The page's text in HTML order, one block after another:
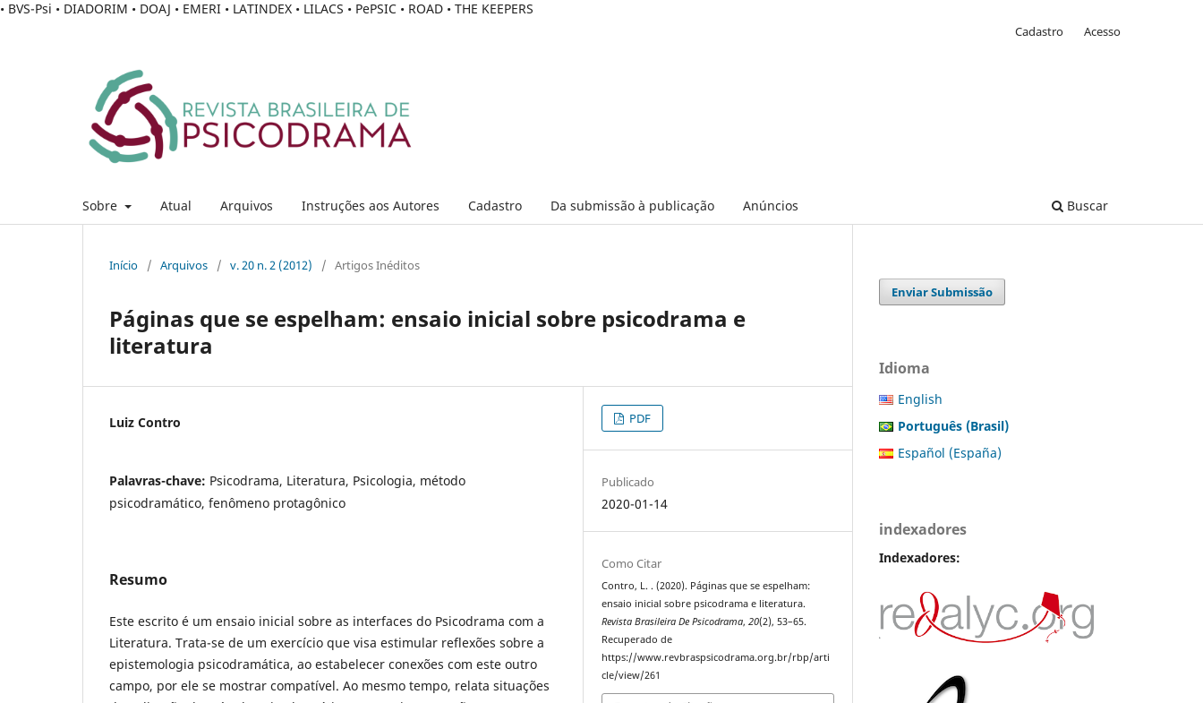
• BVS-Psi • DIADORIM • DOAJ • EMERI • LATINDEX • LILACS • PePSIC • ROAD • THE KEEPERS
Sobre Atual Arquivos Instruções aos Autores Cadastro Da submissão à publicação Anúncios Buscar
Cadastro Acesso
Início / Arquivos / v. 20 n. 2 (2012) / Artigos Inéditos
Páginas que se espelham: ensaio inicial sobre psicodrama e
literatura
Luiz Contro
Palavras-chave: Psicodrama, Literatura, Psicologia, método
psicodramático, fenômeno protagônico
Resumo
Este escrito é um ensaio inicial sobre as interfaces do Psicodrama com a
Literatura. Trata-se de um exercício que visa estimular reflexões sobre a
epistemologia psicodramática, ao estabelecer conexões com este outro
campo, por ele se mostrar compatível. Ao mesmo tempo, relata situações
PDF
Publicado
2020-01-14
Como Citar
Contro, L. . (2020). Páginas que se espelham:
ensaio inicial sobre psicodrama e literatura.
Revista Brasileira De Psicodrama,20(2), 53–65.
Recuperado de
https://www.revbraspsicodrama.org.br/rbp/arti
cle/view/261
Enviar Submissão
Idioma
English
Português (Brasil)
Español (España)
indexadores
Indexadores: